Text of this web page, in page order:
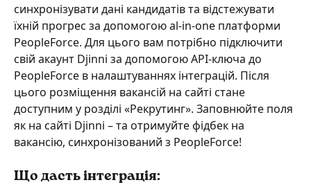
синхронізувати дані кандидатів та відстежувати
їхній прогрес за допомогою al-in-one платформи
PeopleForce. Для цього вам потрібно підключити
свій акаунт Djinni за допомогою API-ключа до
PeopleForce в налаштуваннях інтеграцій. Після
цього розміщення вакансій на сайті стане
доступним у розділі «Рекрутинг». Заповнюйте поля
як на сайті Djinni – та отримуйте фідбек на
вакансію, синхронізований з PeopleForce!
Що дасть інтеграція: